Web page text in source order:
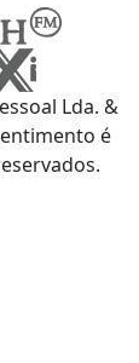
Lda. &
é